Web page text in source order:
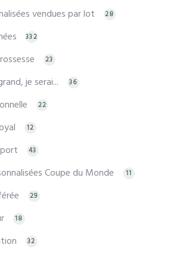
vendues par lot 28
332
23
je serai... 36
22
12
43
Coupe du Monde 11
29
18
32